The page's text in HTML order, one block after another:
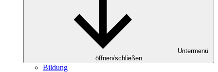
Untermenü
öffnen/schließen
Bildung